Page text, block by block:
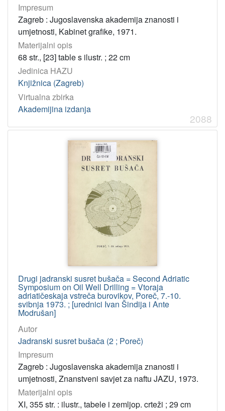
Impresum
Zagreb : Jugoslavenska akademija znanosti i
umjetnosti, Kabinet grafike, 1971.
Materijalni opis
68 str., [23] table s ilustr. ; 22 cm
Jedinica HAZU
Knjižnica (Zagreb)
Virtualna zbirka
Akademijina izdanja
2088
Drugi jadranski susret bušača = Second Adriatic
Symposium on Oil Well Drilling = Vtoraja
adriatičeskaja vstreča burovikov, Poreč, 7.-10.
svibnja 1973. ; [urednici Ivan Šindija i Ante
Modrušan]
Autor
Jadranski susret bušača (2 ; Poreč)
Impresum
Zagreb : Jugoslavenska akademija znanosti i
umjetnosti, Znanstveni savjet za naftu JAZU, 1973.
Materijalni opis
XI, 355 str. : ilustr., tabele i zemljop. crteži ; 29 cm